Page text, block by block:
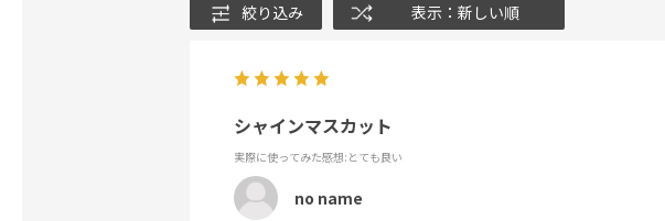
絞り込み 表示：新しい順
シャインマスカット
実際に使ってみた感想:とても良い
no name